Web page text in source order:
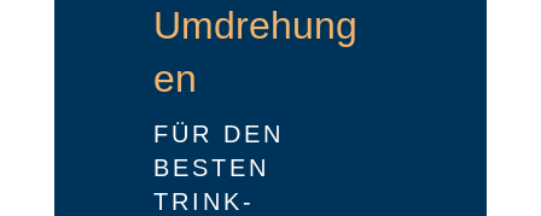
Umdrehung
en
FÜR DEN
BESTEN
TRINK-